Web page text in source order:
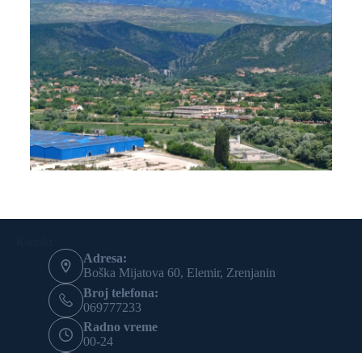
Adresa:
Boška Mijatova 60, Elemir, Zrenjanin
Broj telefona:
069777233
Radno vreme
00-24